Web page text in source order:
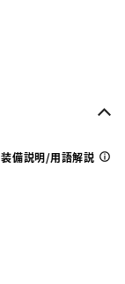
装備説明/用語解説